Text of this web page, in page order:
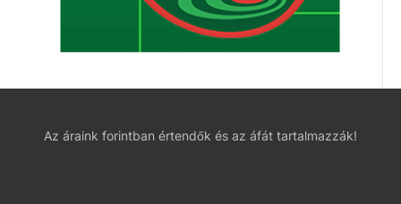
Az áraink forintban értendők és az áfát tartalmazzák!